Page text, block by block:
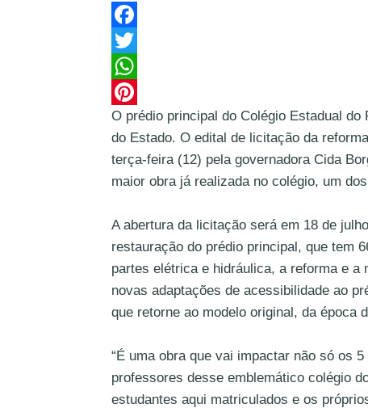
Facebook
Twitter
WhatsApp
Pinterest
O prédio principal do Colégio Estadual
do Estado. O edital de licitação da
terça-feira (12) pela governadora Cida
maior obra já realizada no colégio, um
A abertura da licitação será em 18 de
restauração do prédio principal, que tem
partes elétrica e hidráulica, a reforma e
novas adaptações de acessibilidade ao
que retorne ao modelo original, da época
“É uma obra que vai impactar não só os
professores desse emblemático colégio
estudantes aqui matriculados e os